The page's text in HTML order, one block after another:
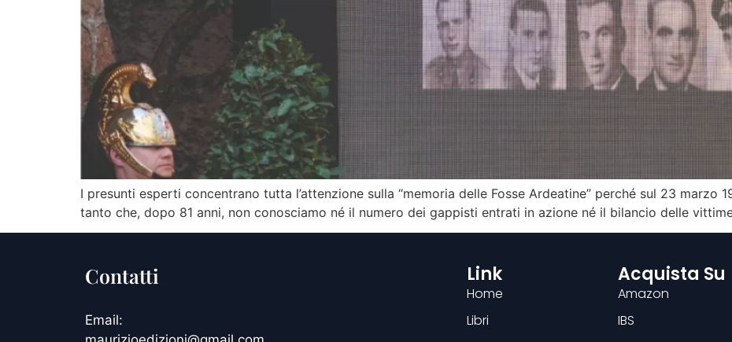
I presunti esperti concentrano tutta l’attenzione sulla “memoria delle Fosse Ardeatine” perché sul 23 marzo
tanto che, dopo 81 anni, non conosciamo né il numero dei gappisti entrati in azione né il bilancio delle
Contatti
Email:
Link
Home
Libri
Acquista Su
Amazon
IBS